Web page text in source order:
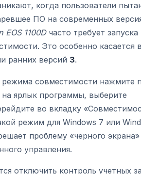
когда пользователи
ПО на современных
EOS 1100Dчасто требует запуска
Это особенно касается
ранних версий 3.
режима совместимости нажмите
ярлык программы, выберите
во вкладку
режим для Windows 7 или
проблему «черного
управления.
отключить контроль учетных